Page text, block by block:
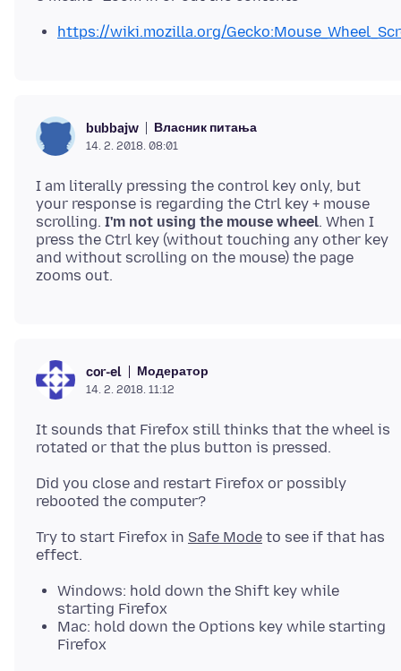
https://wiki.mozilla.org/
bubbajw Власник питања
14. 2. 2018. 08:01
I am literally pressing the control key only, but
your response is regarding the Ctrl key + mouse
scrolling. I'm not using the mouse wheel. When I
press the Ctrl key (without touching any other key
and without scrolling on the mouse) the page
cor-el Модератор
14. 2. 2018. 11:12
It sounds that Firefox still thinks that the wheel is
Did you close and restart Firefox or possibly
Try to start Firefox in Safe Mode to see if that has
Windows: hold down the Shift key while
starting Firefox
Mac: hold down the Options key while starting
Firefox